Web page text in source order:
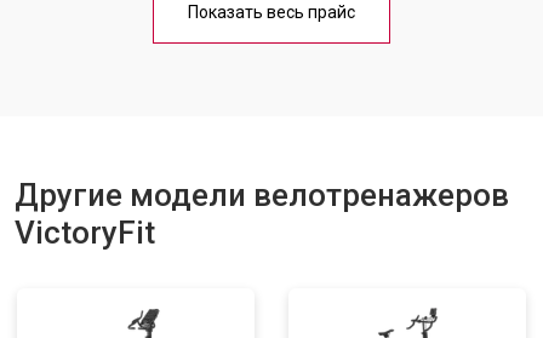
Замена дисплея (экрана) от 1000 ₽
Показать весь прайс
Другие модели велотренажеров
VictoryFit